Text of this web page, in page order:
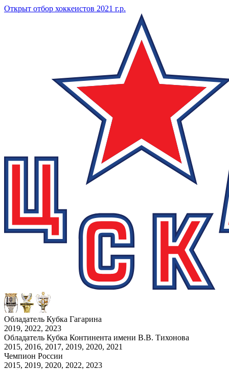
Открыт отбор хоккеистов 2021 г.р.
Обладатель Кубка Гагарина
2019, 2022, 2023
Обладатель Кубка Континента имени В.В. Тихонова
2015, 2016, 2017, 2019, 2020, 2021
Чемпион России
2015, 2019, 2020, 2022, 2023